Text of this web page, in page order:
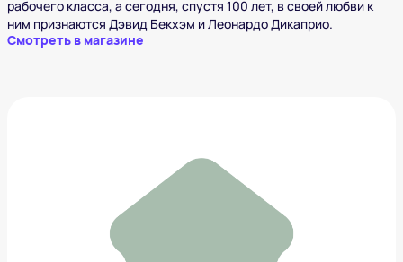
рабочего класса, а сегодня, спустя 100 лет, в своей любви к
ним признаются Дэвид Бекхэм и Леонардо Дикаприо.
Смотреть в магазине